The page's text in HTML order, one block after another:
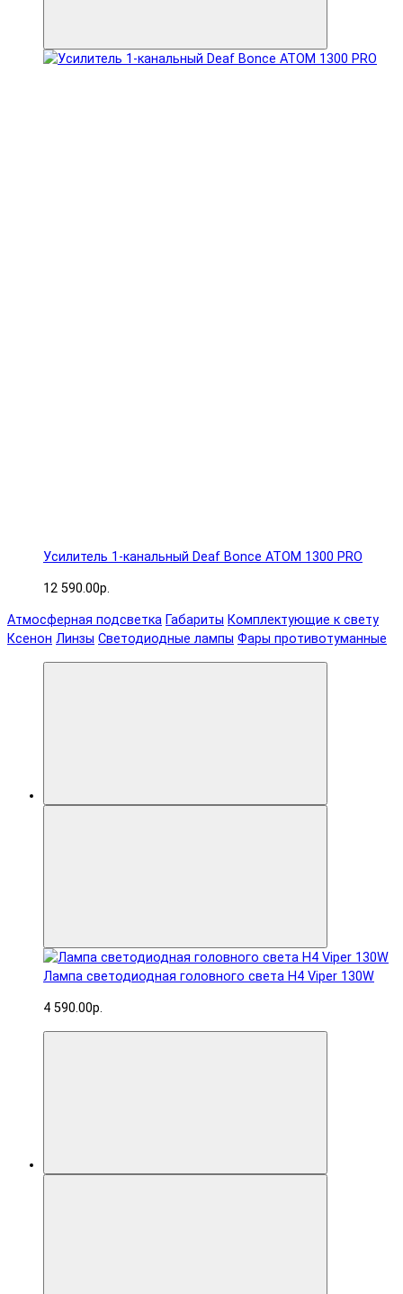
Усилитель 1-канальный Deaf Bonce ATOM 1300 PRO
12 590.00р.
Атмосферная подсветка Габариты Комплектующие к свету
Ксенон Линзы Светодиодные лампы Фары противотуманные
Лампа светодиодная головного света H4 Viper 130W
4 590.00р.